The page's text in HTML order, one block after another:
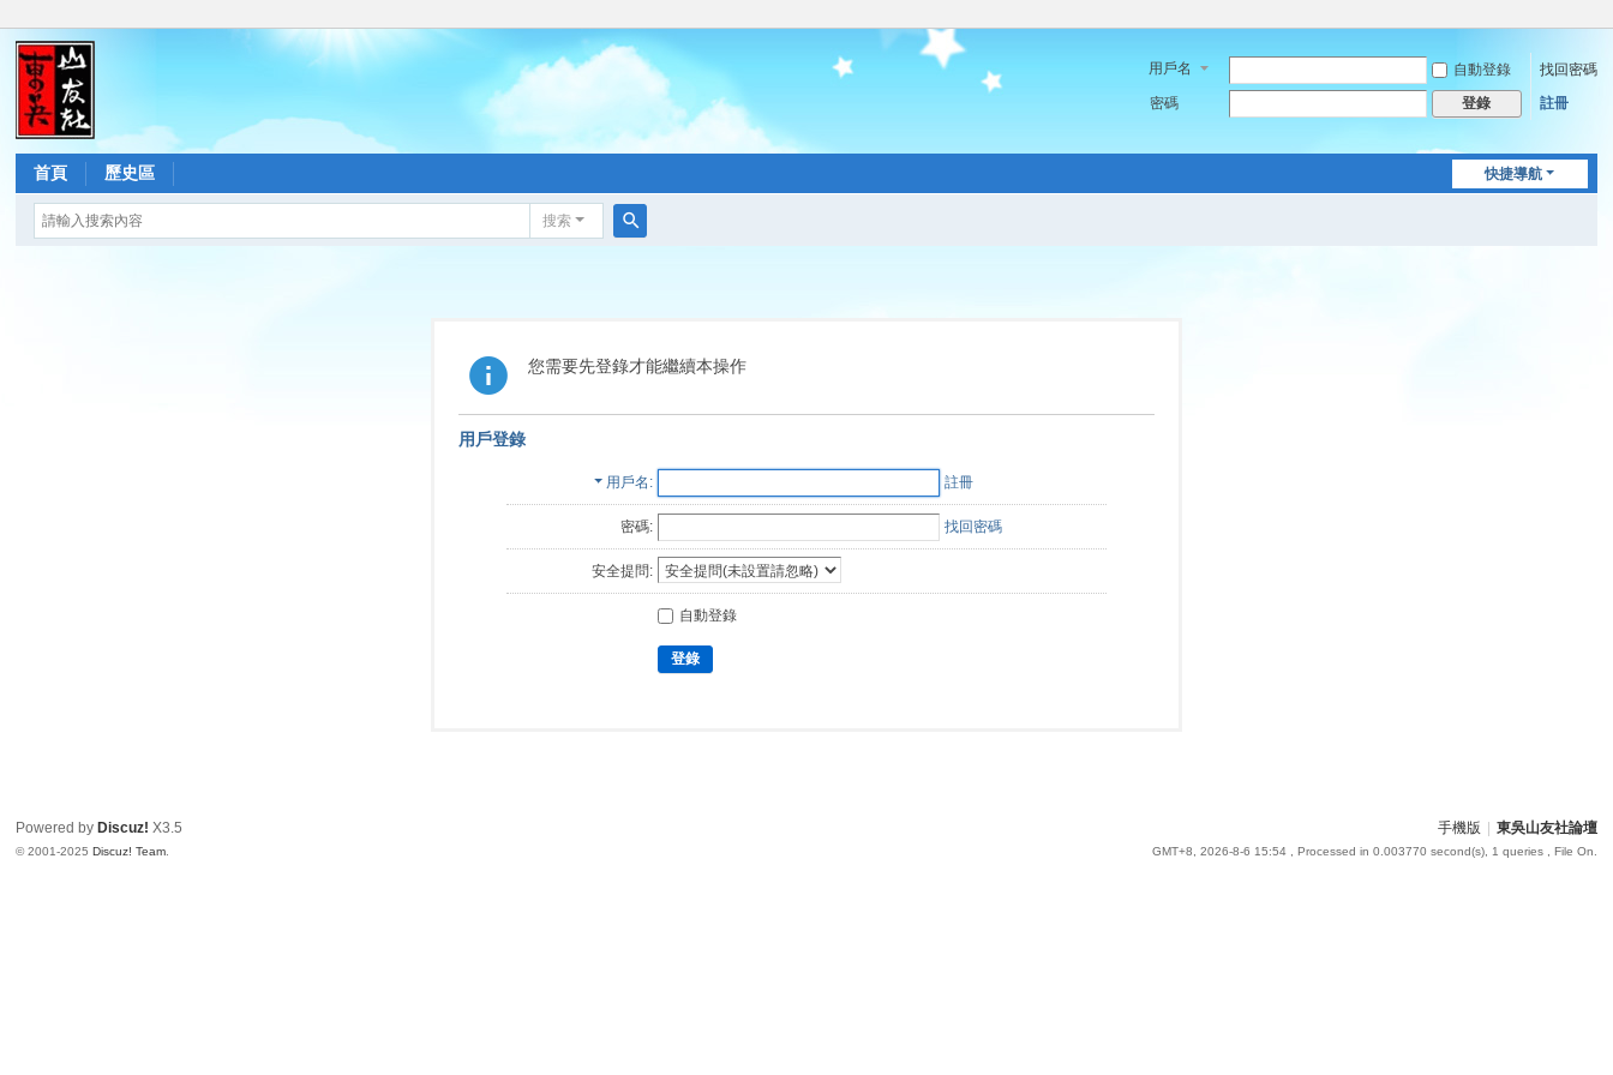
用戶名 自動登錄
找回密碼
密碼
登錄 註冊
快捷導航
首頁 歷史區
搜索
您需要先登錄才能繼續本操作
用戶登錄
用戶名 註冊
密碼: 找回密碼
安全提問:
自動登錄
登錄
手機版 東吳山友社論壇
GMT+8, 2026-8-6 15:54, Processed in 0.003770 second(s), 1 queries , File On.
Powered by Discuz! X3.5
© 2001-2025Discuz! Team